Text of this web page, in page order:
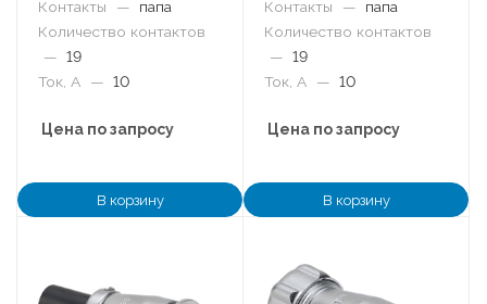
Контакты —
папа
Количество контактов
— 19
Ток, А
— 10
Цена по запросу
В корзину
Контакты —
папа
Количество контактов
— 19
Ток, А
— 10
Цена по запросу
В корзину